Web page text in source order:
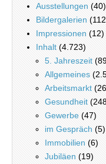
Ausstellungen (40)
Bildergalerien
Impressionen (12)
Inhalt (4.723)
5. Jahreszeit
Allgemeines
Arbeitsmarkt
Gesundheit
Gewerbe (47)
im Gespräch (5)
Immobilien (6)
Jubiläen (19)